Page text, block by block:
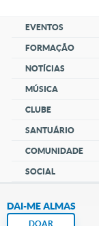
EVENTOS
FORMAÇÃO
NOTÍCIAS
MÚSICA
CLUBE
SANTUÁRIO
COMUNIDADE
SOCIAL
DAI-ME ALMAS
DOAR